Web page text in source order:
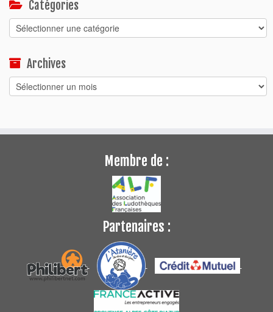
Catégories
Catégories
Archives
Archives
Membre de :
Partenaires :